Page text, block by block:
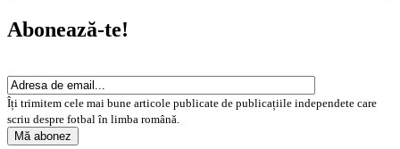
Abonează-te!
Îți trimitem cele mai bune articole publicate de publicațiile independete care
scriu despre fotbal în limba română.